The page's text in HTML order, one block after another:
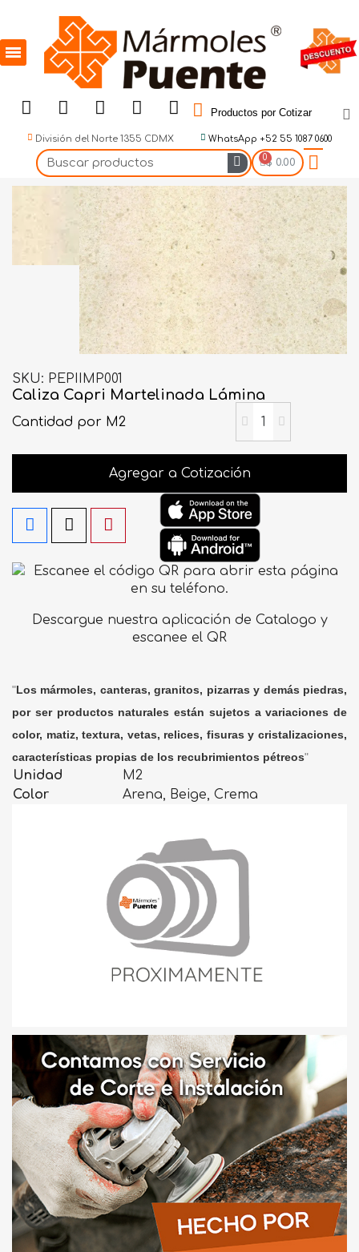
Productos por Cotizar
División del Norte 1355 CDMX WhatsApp +52 55 1087 0600
$ 0.00
SKU PEPIIMP001
Caliza Capri Martelinada Lámina
Cantidad por M2
Agregar a Cotización
Descargue nuestra aplicación de Catalogo y
escanee el QR
"Los mármoles, canteras, granitos, pizarras y demás piedras,
por ser productos naturales están sujetos a variaciones de
color, matiz, textura, vetas, relices, fisuras y cristalizaciones,
características propias de los recubrimientos pétreos"
Unidad
M2
Color
Arena, Beige, Crema